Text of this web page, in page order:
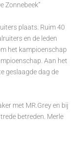
Zonnebeek”
plaats. Ruim 40
en de leden
het kampioenschap
Aan het
geslaagde dag de
met MR.Grey en bij
betreden. Merle